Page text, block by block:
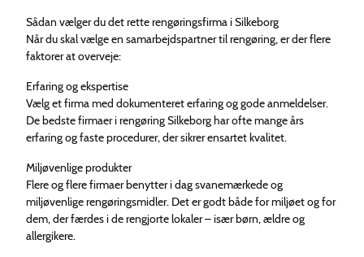
Sådan vælger du det rette rengøringsfirma i Silkeborg
Når du skal vælge en samarbejdspartner til rengøring, er der flere
faktorer at overveje:
Erfaring og ekspertise
Vælg et firma med dokumenteret erfaring og gode anmeldelser.
De bedste firmaer i rengøring Silkeborg har ofte mange års
erfaring og faste procedurer, der sikrer ensartet kvalitet.
Miljøvenlige produkter
Flere og flere firmaer benytter i dag svanemærkede og
miljøvenlige rengøringsmidler. Det er godt både for miljøet og for
dem, der færdes i de rengjorte lokaler – især børn, ældre og
allergikere.